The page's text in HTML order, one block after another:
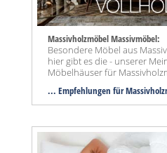
Massivholzmöbel Massivmöbel:
Besondere Möbel aus
hier gibt es die - unserer
Möbelhäuser für
... Empfehlungen für